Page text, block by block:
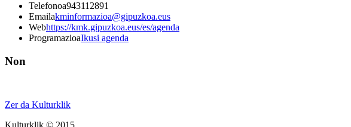
Telefonoa943112891
Emailakminformazioa@gipuzkoa.eus
Webhttps://kmk.gipuzkoa.eus/es/agenda
ProgramazioaIkusi agenda
Non
Zer da Kulturklik
Kulturklik © 2015